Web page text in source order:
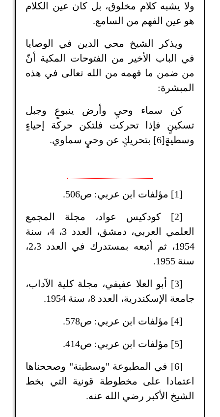
ولا يشبه كلام مخلوق، بل كان عين الكلام
هو عين الفهم من السامع.
ويذكر الشيخ محي الدين في الوصايا
في الباب الأخير من الفتوحات المكية أنّ
من ضمن ما فهمه من الله تعالى في هذه
المبشرة:
كن سماء وحيٍ وأرض ينبوعٍ وجبل
تسكينٍ فإذا تحركت فلتكن حركة إحياءٍ
وسطيةٍ[6] بتحريكٍ عن وحيٍ سماوي.
[1] مؤلفات ابن عربي: ص506.
[2] كودكيس عواد، مجلة المجمع
العلمي العربي، دمشق، العدد 3، 4، سنة
1954، ثم أتبعه بمستدرك في العدد 2،3،
سنة 1955.
[3] أبو العلا عفيفي، مجلة كلية الآداب،
جامعة الإسكندرية، العدد 8، سنة 1954.
[4] مؤلفات ابن عربي: ص578.
[5] مؤلفات ابن عربي: ص414.
[6] في المطبوعة "وسطينة" وصححناها
اعتمادا على مخطوطة قونية التي بخط
الشيخ الأكبر رضي الله عنه.